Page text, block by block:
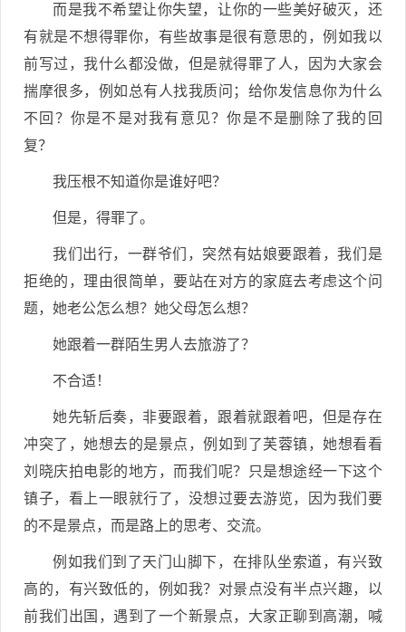
而是我不希望让你失望，让你的一些美好破灭，还
有就是不想得罪你，有些故事是很有意思的，例如我以
前写过，我什么都没做，但是就得罪了人，因为大家会
揣摩很多，例如总有人找我质问；给你发信息你为什么
不回？你是不是对我有意见？你是不是删除了我的回
复？
我压根不知道你是谁好吧？
但是，得罪了。
我们出行，一群爷们，突然有姑娘要跟着，我们是
拒绝的，理由很简单，要站在对方的家庭去考虑这个问
题，她老公怎么想？她父母怎么想？
她跟着一群陌生男人去旅游了？
不合适！
她先斩后奏，非要跟着，跟着就跟着吧，但是存在
冲突了，她想去的是景点，例如到了芙蓉镇，她想看看
刘晓庆拍电影的地方，而我们呢？只是想途经一下这个
镇子，看上一眼就行了，没想过要去游览，因为我们要
的不是景点，而是路上的思考、交流。
例如我们到了天门山脚下，在排队坐索道，有兴致
高的，有兴致低的，例如我？对景点没有半点兴趣，以
前我们出国，遇到了一个新景点，大家正聊到高潮，喊